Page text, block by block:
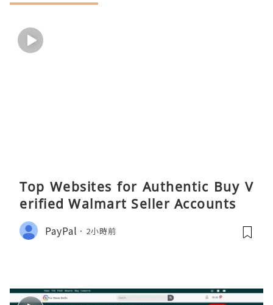
Top Websites for Authentic Buy V
erified Walmart Seller Accounts
PayPal 2小時前